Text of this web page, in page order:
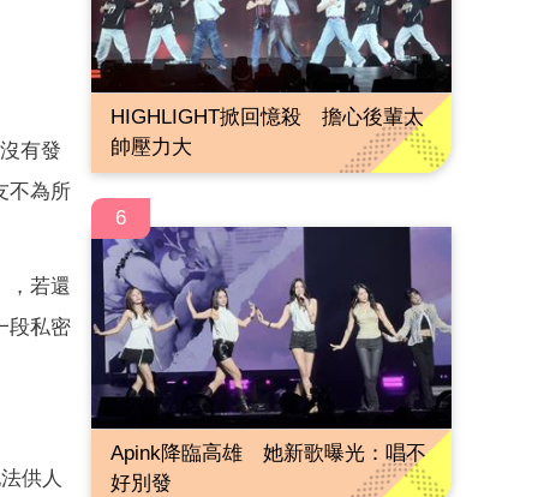
有發
不為所
，若還
段私密
供人
HIGHLIGHT掀回憶殺 擔心後輩太
帥壓力大
6
Apink降臨高雄 她新歌曝光：唱不
好別發